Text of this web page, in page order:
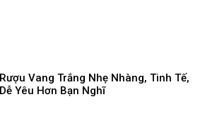
Rượu Vang Trắng Nhẹ Nhàng, Tinh Tế,
Dễ Yêu Hơn Bạn Nghĩ